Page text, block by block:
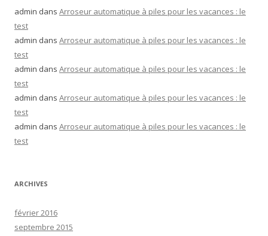
admin dans Arroseur automatique à piles pour les vacances : le
test
admin dans Arroseur automatique à piles pour les vacances : le
test
admin dans Arroseur automatique à piles pour les vacances : le
test
admin dans Arroseur automatique à piles pour les vacances : le
test
admin dans Arroseur automatique à piles pour les vacances : le
test
ARCHIVES
février 2016
septembre 2015